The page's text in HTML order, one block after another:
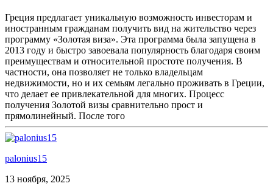
Греция предлагает уникальную возможность инвесторам и
иностранным гражданам получить вид на жительство через
программу «Золотая виза». Эта программа была запущена в
2013 году и быстро завоевала популярность благодаря своим
преимуществам и относительной простоте получения. В
частности, она позволяет не только владельцам
недвижимости, но и их семьям легально проживать в Греции,
что делает ее привлекательной для многих. Процесс
получения Золотой визы сравнительно прост и
прямолинейный. После того
palonius15
13 ноября, 2025